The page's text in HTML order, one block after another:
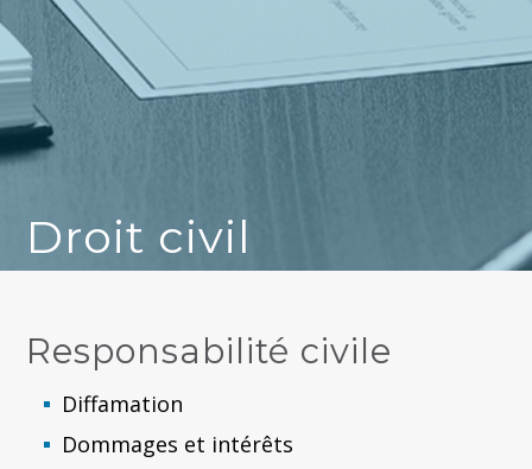
Droit civil
Responsabilité civile
Diffamation
Dommages et intérêts